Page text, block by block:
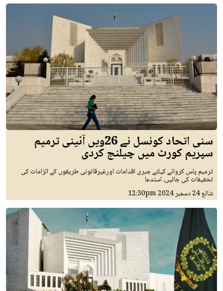
سنی اتحاد کونسل نے 26ویں آئینی ترمیم
سپریم کورٹ میں چیلنج کردی
ترمیم پاس کروانے کیلئے جبری اقدامات اورغیرقانونی طریقوں کے الزامات کی
تحقیقات کی جائیں، استدعا
شائع24 دسمبر 2024 12:30pm